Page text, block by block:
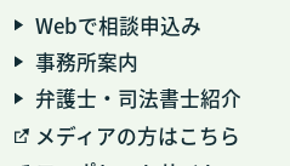
Webで相談申込み
事務所案内
弁護士・司法書士紹介
メディアの方はこちら